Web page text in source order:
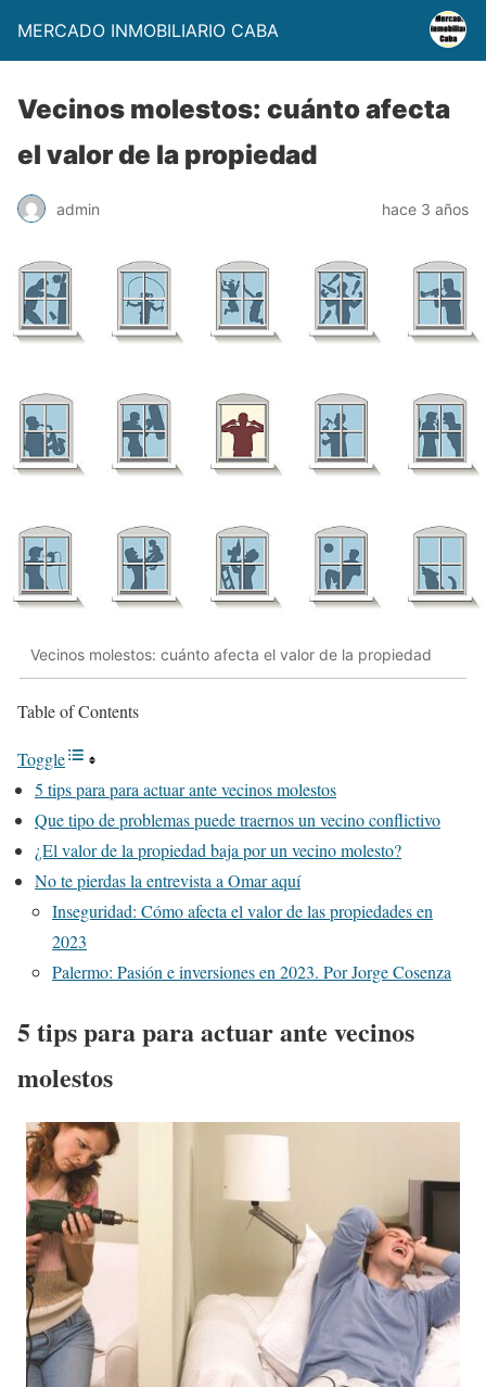
MERCADO INMOBILIARIO CABA
Vecinos molestos: cuánto afecta
el valor de la propiedad
admin hace 3 años
Vecinos molestos: cuánto afecta el valor de la propiedad
Table of Contents
Toggle
5 tips para para actuar ante vecinos molestos
Que tipo de problemas puede traernos un vecino conflictivo
¿El valor de la propiedad baja por un vecino molesto?
No te pierdas la entrevista a Omar aquí
Inseguridad: Cómo afecta el valor de las propiedades en
2023
Palermo: Pasión e inversiones en 2023. Por Jorge Cosenza
5 tips para para actuar ante vecinos
molestos